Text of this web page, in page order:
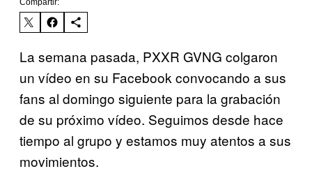
La semana pasada, PXXR GVNG colgaron
un vídeo en su Facebook convocando a sus
fans al domingo siguiente para la grabación
de su próximo vídeo. Seguimos desde hace
tiempo al grupo y estamos muy atentos a sus
movimientos.